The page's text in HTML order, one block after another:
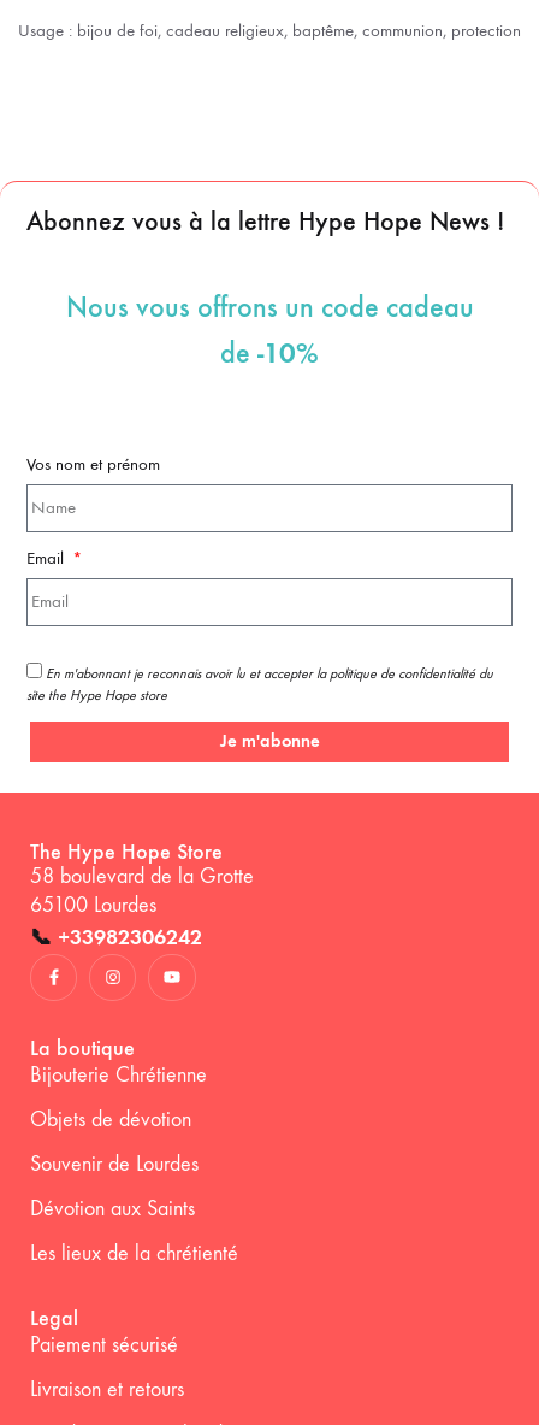
Usage : bijou de foi, cadeau religieux, baptême, communion, protection
Abonnez vous à la lettre Hype Hope News !
Nous vous offrons un code cadeau
de -10%
Vos nom et prénom
Email
En m'abonnant je reconnais avoir lu et accepter la politique de confidentialité du
site the Hype Hope store
Je m'abonne
The Hype Hope Store
58 boulevard de la Grotte
65100 Lourdes
📞 +33982306242
La boutique
Bijouterie Chrétienne
Objets de dévotion
Souvenir de Lourdes
Dévotion aux Saints
Les lieux de la chrétienté
Legal
Paiement sécurisé
Livraison et retours